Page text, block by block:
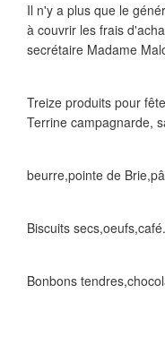
Il n'y a plus que le
à couvrir les frais
secrétaire Madame
Treize produits pour
Terrine campagnarde,
beurre,pointe de
Biscuits
Bonbons